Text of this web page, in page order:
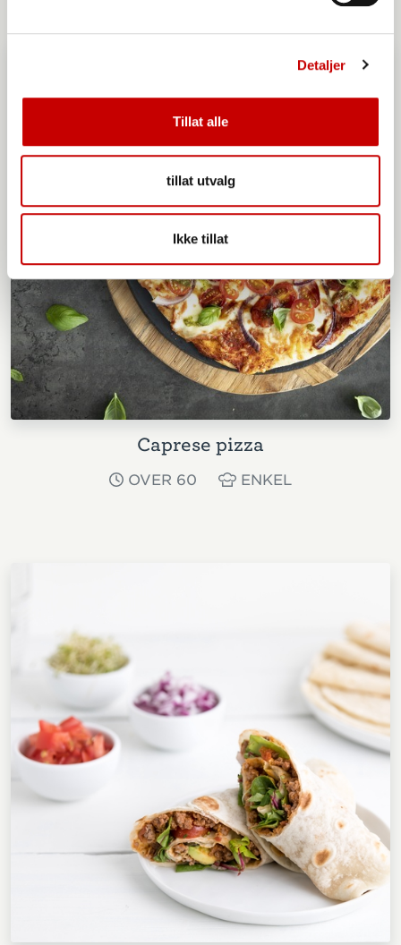
Detaljer
Tillat alle
tillat utvalg
Ikke tillat
Caprese pizza
OVER 60 ENKEL